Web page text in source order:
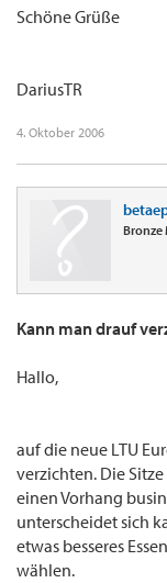
Schöne Grüße
DariusTR
4. Oktober 2006
Bronze
Kann man drauf
Hallo,
auf die neue LTU
verzichten. Die
einen Vorhang
unterscheidet sich
etwas besseres
wählen.